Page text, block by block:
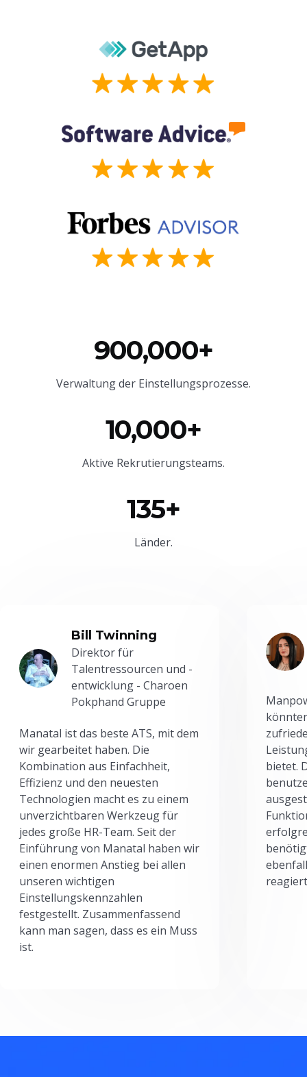
900,000+
Verwaltung der Einstellungsprozesse.
10,000+
Aktive Rekrutierungsteams.
135+
Länder.
Bill Twinning
Direktor für
Talentressourcen und -
entwicklung - Charoen
Pokphand Gruppe
Manatal ist das beste ATS, mit dem
wir gearbeitet haben. Die
Kombination aus Einfachheit,
Effizienz und den neuesten
Technologien macht es zu einem
unverzichtbaren Werkzeug für
jedes große HR-Team. Seit der
Einführung von Manatal haben wir
einen enormen Anstieg bei allen
unseren wichtigen
Einstellungskennzahlen
festgestellt. Zusammenfassend
kann man sagen, dass es ein Muss
ist.
bietet.